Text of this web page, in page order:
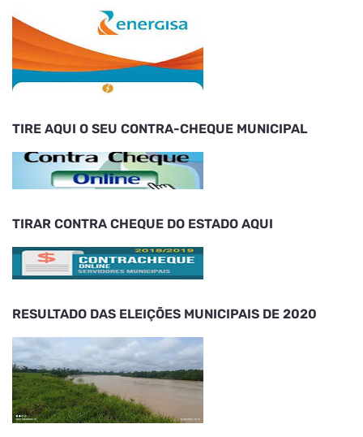
TIRE AQUI O SEU CONTRA-CHEQUE MUNICIPAL
TIRAR CONTRA CHEQUE DO ESTADO AQUI
RESULTADO DAS ELEIÇÕES MUNICIPAIS DE 2020